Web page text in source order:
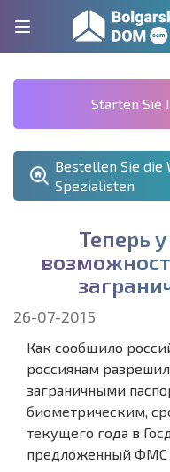
Starten Sie
Bestellen Sie die
Spezialisten
Теперь у
возможност
заграни
26-07-2015
Как сообщило
россиянам
заграничными
биометрическим,
текущего года в
предложенный ФМС